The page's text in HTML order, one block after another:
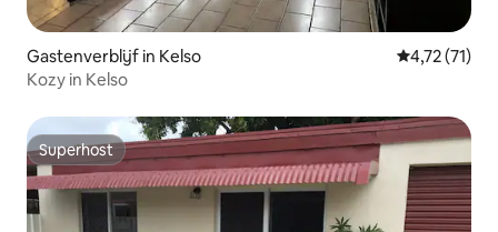
Gastenverblijf in Kelso Gemiddelde
4,72 (71)
Kozy in Kelso
Superhost
Superhost